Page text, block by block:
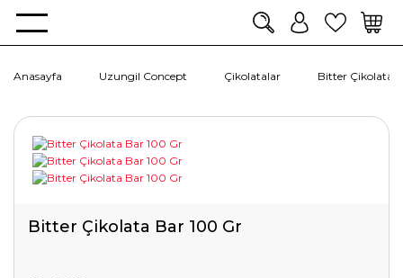
Anasayfa Uzungil Concept Çikolatalar Bitter Çikolata
Bitter Çikolata Bar 100 Gr